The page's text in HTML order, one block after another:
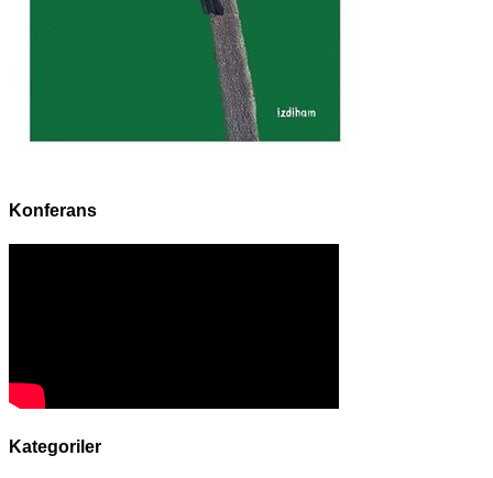
Konferans
Kategoriler